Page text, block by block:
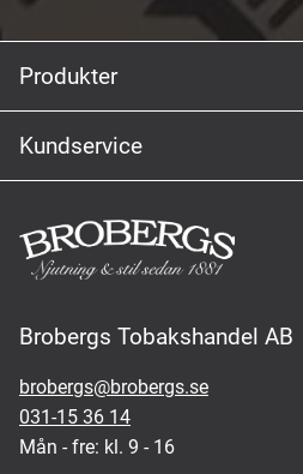
Produkter
Kundservice
Brobergs Tobakshandel AB
brobergs@brobergs.se
031-15 36 14
Mån - fre: kl. 9 - 16